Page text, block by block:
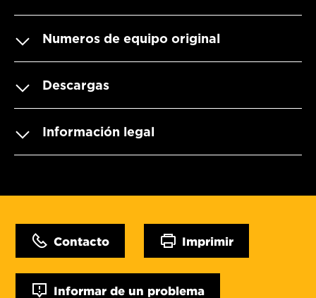
Numeros de equipo original
Descargas
Información legal
Contacto Imprimir
Informar de un problema